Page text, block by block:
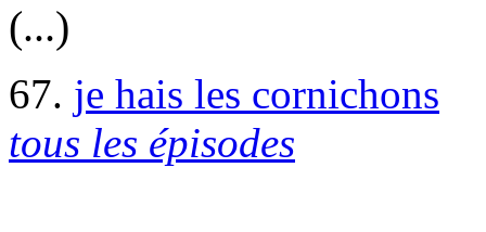
(...)
67. je hais les cornichons
tous les épisodes